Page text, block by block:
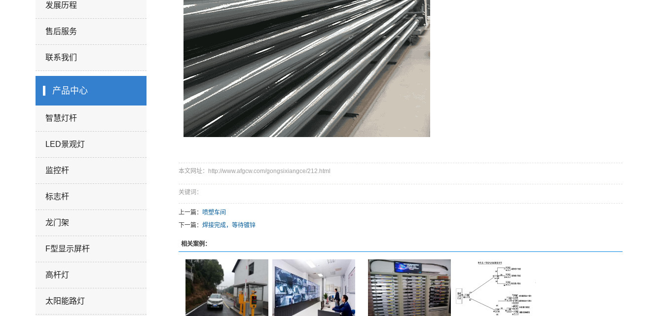
发展历程
售后服务
联系我们
产品中心
智慧灯杆
LED景观灯
监控杆
标志杆
龙门架
F型显示屏杆
高杆灯
太阳能路灯
本文网址：http://www.afgcw.com/gongsixiangce/212.html
关键词：
上一篇： 喷塑车间
下一篇： 焊接完成，等待镀锌
相关案例：